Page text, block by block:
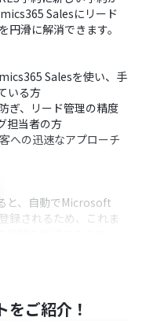
Salesにリード
滑に解消できます。
Salesを使い、手
いる方
ぎ、リード管理の精度
担当者の方
への迅速なアプローチ
と、自動でMicrosoft
録されるため、これま
ご紹介！